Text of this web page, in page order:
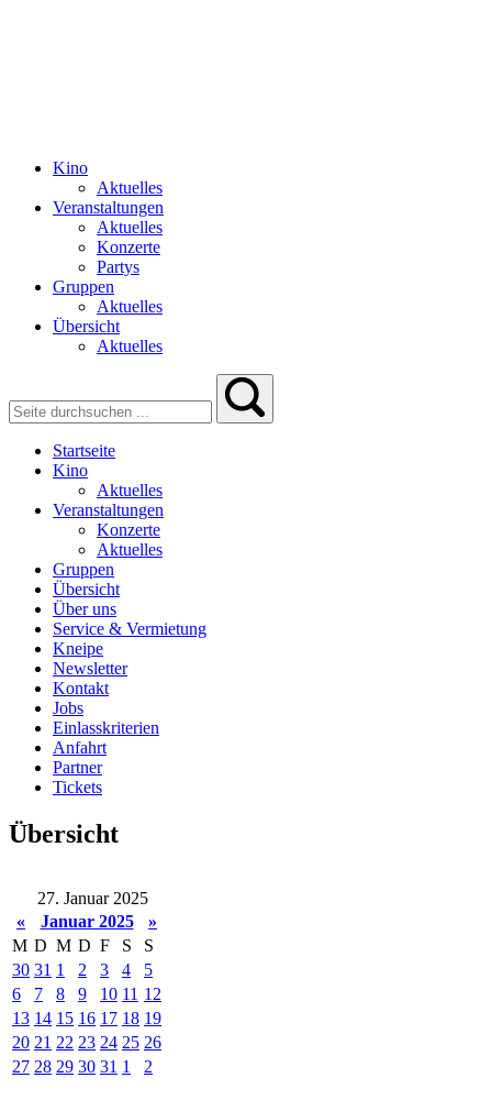
Kino
Aktuelles
Veranstaltungen
Aktuelles
Konzerte
Partys
Gruppen
Aktuelles
Übersicht
Aktuelles
Startseite
Kino
Aktuelles
Veranstaltungen
Konzerte
Aktuelles
Gruppen
Übersicht
Über uns
Service & Vermietung
Kneipe
Newsletter
Kontakt
Jobs
Einlasskriterien
Anfahrt
Partner
Tickets
Übersicht
27. Januar 2025
«
Januar 2025
»
M D M D F S
S
30 31 1 2 3 4
5
6
7 8 9 10 11 12
13 14 15 16 17 18 19
20 21 22 23 24 25 26
27 28 29 30 31 1 2